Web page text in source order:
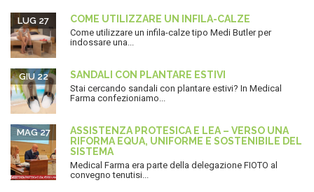
COME UTILIZZARE UN INFILA-CALZE
LUG 27
Come utilizzare un infila-calze tipo Medi Butler per
indossare una...
SANDALI CON PLANTARE ESTIVI
GIU 22
Stai cercando sandali con plantare estivi? In Medical
Farma confezioniamo...
ASSISTENZA PROTESICA E LEA – VERSO UNA
RIFORMA EQUA, UNIFORME E SOSTENIBILE DEL
SISTEMA
MAG 27
Medical Farma era parte della delegazione FIOTO al
convegno tenutisi...